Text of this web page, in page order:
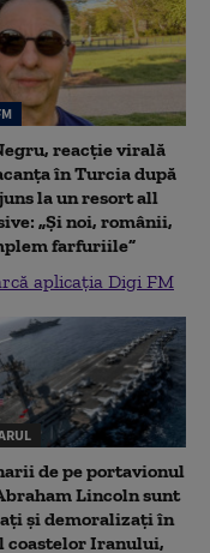
reacție virală
în Turcia după
la un resort all
„Și noi, românii,
farfuriile”
aplicația Digi FM
de pe portavionul
Lincoln sunt
și demoralizați în
coastelor Iranului,